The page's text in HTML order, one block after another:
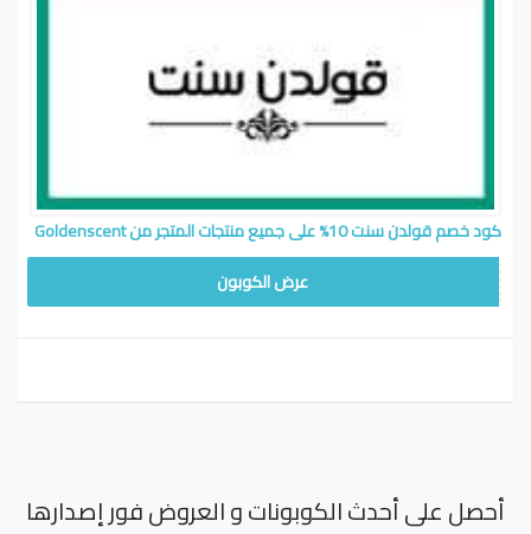
كود خصم قولدن سنت 10% على جميع منتجات المتجر من Goldenscent
عرض الكوبون
أحصل على أحدث الكوبونات و العروض فور إصدارها